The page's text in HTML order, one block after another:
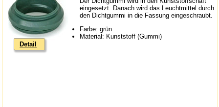
Detail
eingesetzt. Danach wird das Leuchtmittel durch
den Dichtgummi in die Fassung eingeschraubt.
Farbe: grün
Material: Kunststoff (Gummi)